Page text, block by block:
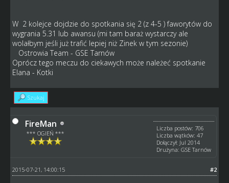
W 2 kolejce dojdzie do spotkania się 2 (z 4-5 ) faworytów do
wygrania 5.31 lub awansu (mi tam baraż wystarczy ale
wolałbym jeśli już trafić lepiej niż Zinek w tym sezonie)
Ostrowia Team - GSE Tarnów
Oprócz tego meczu do ciekawych może należeć spotkanie
Elana - Kotki
Szukaj
FireMan
*** OGIEŃ ***
Liczba postów: 706
Liczba wątków: 47
Dołączył: Jul 2014
Drużyna: GSE Tarnów
#2
2015-07-21, 14:00:15